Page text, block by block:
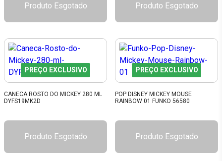
Produto Esgotado Produto Esgotado
PREÇO EXCLUSIVO
CANECA ROSTO DO MICKEY 280 ML
DYFS19MK2D
Produto Esgotado
PREÇO EXCLUSIVO
POP DISNEY MICKEY MOUSE
RAINBOW 01 FUNKO 56580
Produto Esgotado